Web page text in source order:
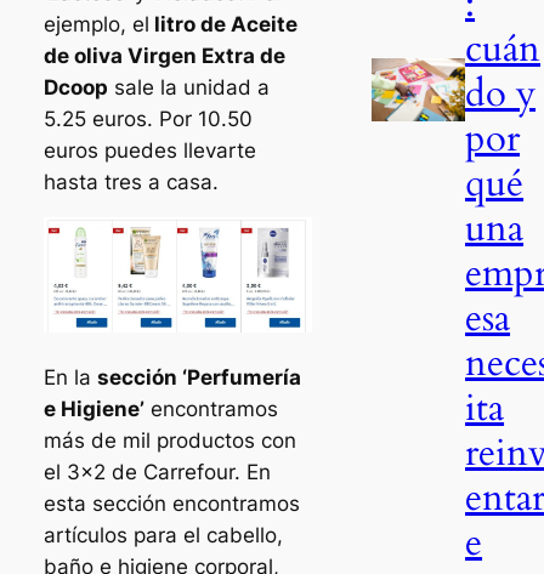
ejemplo, el litro de Aceite
de oliva Virgen Extra de
Dcoop sale la unidad a
5.25 euros. Por 10.50
euros puedes llevarte
hasta tres a casa.
En la sección ‘Perfumería
e Higiene’encontramos
más de mil productos con
el 3×2 de Carrefour. En
esta sección encontramos
artículos para el cabello,
baño e higiene corporal,
cuán
do y
por
qué
una
esa
ita
e